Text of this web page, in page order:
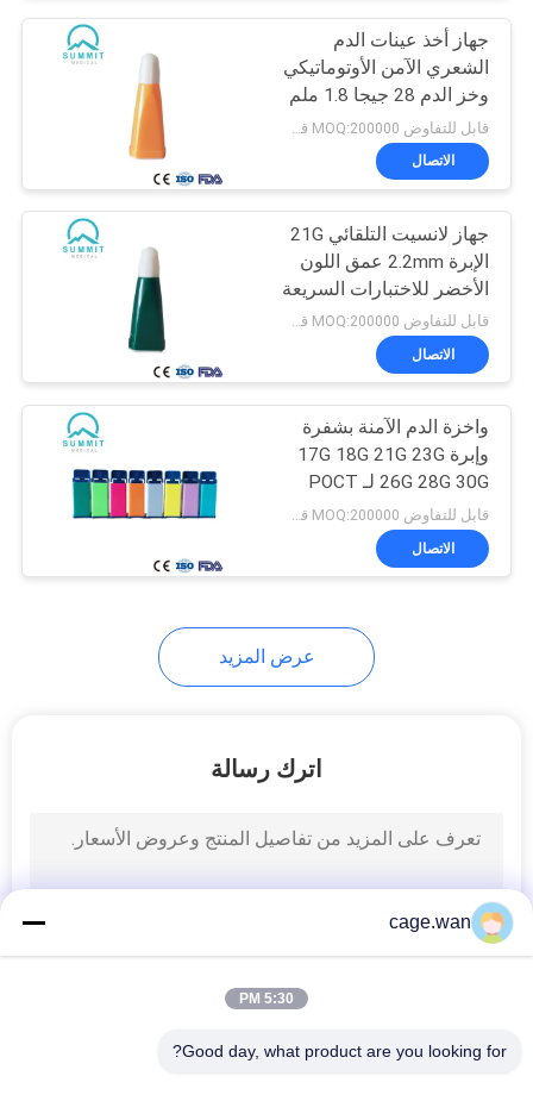
مقياس الأكسجين في
الدم
20
جهاز قياس ضغط الدم
11
آلة التشويش الطبية
مكثف الاوكسجين
12
جهاز أخذ عينات الدم
الشعري الآمن الأوتوماتيكي
وخز الدم 28 جيجا 1.8 ملم
الاتصال
جهاز لانسيت التلقائي 21G
الإبرة 2.2mm عمق اللون
الأخضر للاختبارات السريعة
قابل للتفاوض MOQ:200000 قطعة
الاتصال
واخزة الدم الآمنة بشفرة
وإبرة 17G 18G 21G 23G
26G 28G 30G لـ POCT
قابل للتفاوض MOQ:200000 قطعة
الاتصال
عرض المزيد
اترك رسالة
cage.wan
5:30 PM
Good day, what product are you looking for?